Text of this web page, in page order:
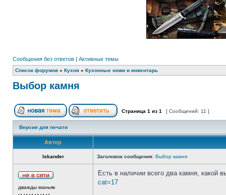
Сообщения без ответов | Активные темы
Список форумов » Кухня » Кухонные ножи и инвентарь
Выбор камня
Страница 1 из 1 [ Сообщений: 11 ]
Версия для печати
Автор
Iskander Заголовок сообщения: Выбор камня
дважды маньяк
Есть в наличии всего два камня, какой
cat=17